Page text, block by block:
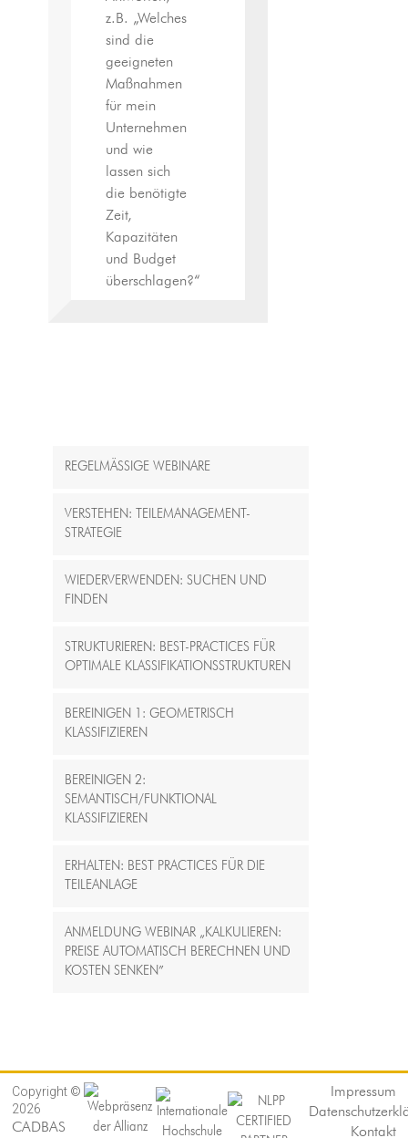
z.B. „Welches
sind die
geeigneten
Maßnahmen
für mein
Unternehmen
und wie
lassen sich
die benötigte
Zeit,
Kapazitäten
und Budget
überschlagen?“
REGELMÄSSIGE WEBINARE
VERSTEHEN: TEILEMANAGEMENT-
STRATEGIE
WIEDERVERWENDEN: SUCHEN UND
FINDEN
STRUKTURIEREN: BEST-PRACTICES FÜR
OPTIMALE KLASSIFIKATIONSSTRUKTUREN
BEREINIGEN 1: GEOMETRISCH
KLASSIFIZIEREN
BEREINIGEN 2:
SEMANTISCH/FUNKTIONAL
KLASSIFIZIEREN
ERHALTEN: BEST PRACTICES FÜR DIE
TEILEANLAGE
ANMELDUNG WEBINAR „KALKULIEREN:
PREISE AUTOMATISCH BERECHNEN UND
KOSTEN SENKEN”
Copyright ©
2026
CADBAS
Impressum
Kontakt